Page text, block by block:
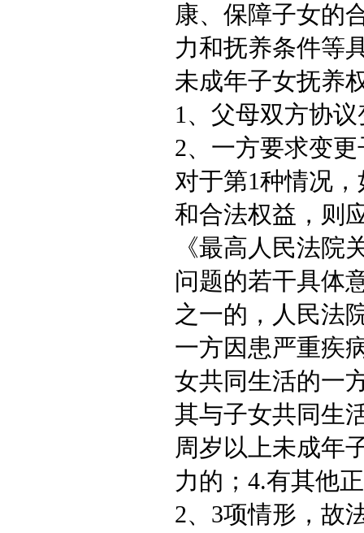
康、保障子女的
力和抚养条件等
未成年子女抚养
1、父母双方协
2、一方要求变
对于第1种情况
和合法权益，则
《最高人民法
问题的若干具体
之一的，人民法
一方因患严重疾
女共同生活的一
其与子女共同生
周岁以上未成年
力的；4.有其他
2、3项情形，故